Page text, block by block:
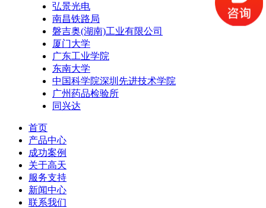
弘景光电
南昌铁路局
磐吉奥(湖南)工业有限公司
厦门大学
广东工业学院
东南大学
中国科学院深圳先进技术学院
广州药品检验所
同兴达
首页
产品中心
成功案例
关于高天
服务支持
新闻中心
联系我们